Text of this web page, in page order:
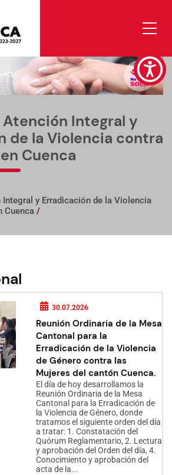
Atención Integral y
de la Violencia contra
Cuenca
Integral y Erradicación de la Violencia
Cuenca /
30.07.2026
Reunión Ordinaria de la Mesa
Cantonal para la
Erradicación de la Violencia
de Género contra las
Mujeres del cantón Cuenca.
El día de hoy desarrollamos la
Reunión Ordinaria de la Mesa
Cantonal para la Erradicación de
la Violencia de Género, donde
tratamos el siguiente orden del día
a tratar: 1. Constatación del
Quórum Reglamentario, 2. Lectura
y aprobación del Orden del día, 4.
Conocimiento y aprobación del
acta de la...